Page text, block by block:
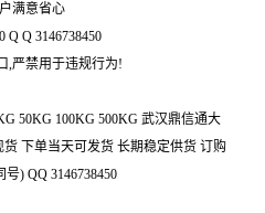
满意省心
Q Q 3146738450
,严禁用于违规行为!
50KG 100KG 500KG 武汉鼎信通大
下单当天可发货 长期稳定供货 订购
) QQ 3146738450